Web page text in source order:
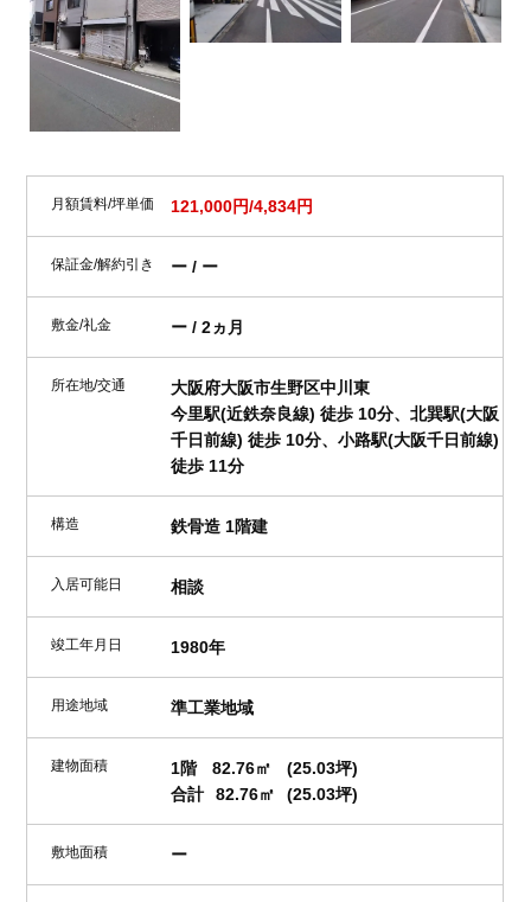
月額賃料/坪単価 121,000円/4,834円
保証金/解約引き ー / ー
敷金/礼金 ー / 2ヵ月
所在地/交通
大阪府大阪市生野区中川東
今里駅(近鉄奈良線) 徒歩 10分、北巽駅(大阪
千日前線) 徒歩 10分、小路駅(大阪千日前線)
徒歩 11分
構造 鉄骨造 1階建
入居可能日 相談
竣工年月日 1980年
用途地域 準工業地域
建物面積 1階 82.76㎡
(25.03坪)
合計
82.76㎡ (25.03坪)
敷地面積 ー